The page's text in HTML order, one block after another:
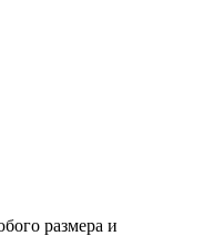
размера и